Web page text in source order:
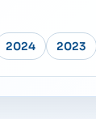
2024 2023